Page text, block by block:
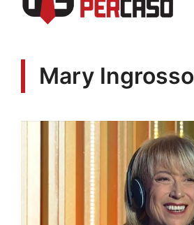
contenuto
Mary Ingrosso